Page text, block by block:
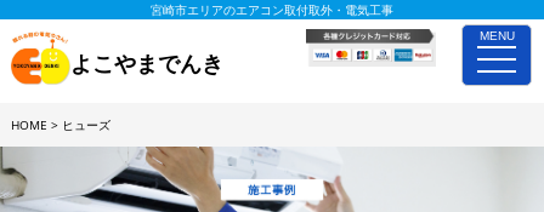
MENU
toggle
宮崎市エリアのエアコン取付取外・電気工事
よこやまでんき
HOME > ヒューズ